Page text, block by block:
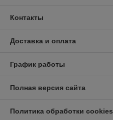
Контакты
Доставка и оплата
График работы
Полная версия сайта
Политика обработки cookies